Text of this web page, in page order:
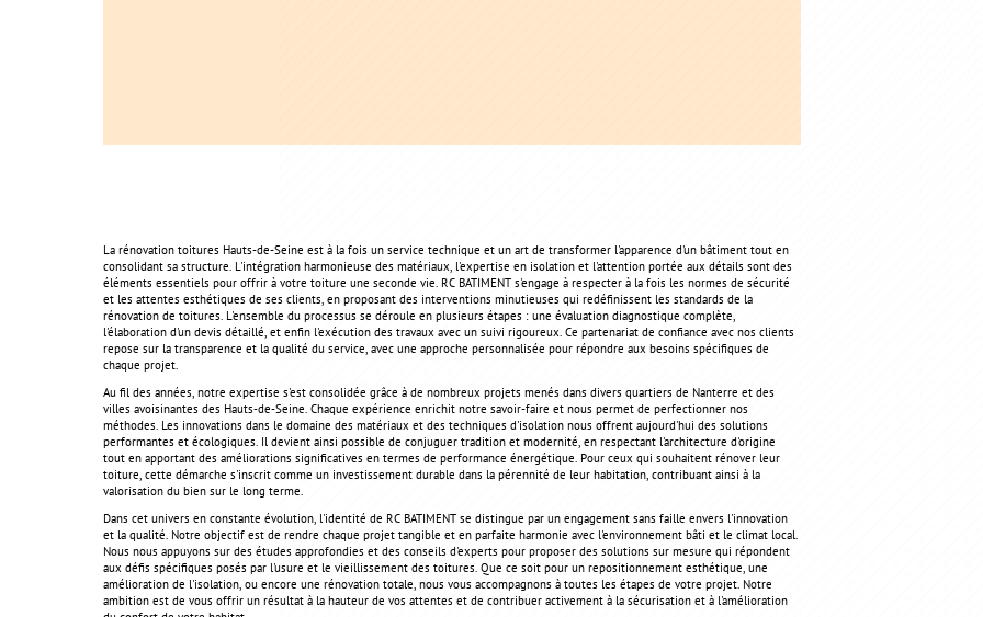
La rénovation toitures Hauts-de-Seine est à la fois un service technique et un art de transformer l'apparence d'un bâtiment tout en
consolidant sa structure. L'intégration harmonieuse des matériaux, l'expertise en isolation et l'attention portée aux détails sont des
éléments essentiels pour offrir à votre toiture une seconde vie. RC BATIMENT s'engage à respecter à la fois les normes de sécurité
et les attentes esthétiques de ses clients, en proposant des interventions minutieuses qui redéfinissent les standards de la
rénovation de toitures. L'ensemble du processus se déroule en plusieurs étapes : une évaluation diagnostique complète,
l'élaboration d'un devis détaillé, et enfin l'exécution des travaux avec un suivi rigoureux. Ce partenariat de confiance avec nos clients
repose sur la transparence et la qualité du service, avec une approche personnalisée pour répondre aux besoins spécifiques de
chaque projet.
Au fil des années, notre expertise s'est consolidée grâce à de nombreux projets menés dans divers quartiers de Nanterre et des
villes avoisinantes des Hauts-de-Seine. Chaque expérience enrichit notre savoir-faire et nous permet de perfectionner nos
méthodes. Les innovations dans le domaine des matériaux et des techniques d'isolation nous offrent aujourd'hui des solutions
performantes et écologiques. Il devient ainsi possible de conjuguer tradition et modernité, en respectant l'architecture d'origine
tout en apportant des améliorations significatives en termes de performance énergétique. Pour ceux qui souhaitent rénover leur
toiture, cette démarche s'inscrit comme un investissement durable dans la pérennité de leur habitation, contribuant ainsi à la
valorisation du bien sur le long terme.
Dans cet univers en constante évolution, l'identité de RC BATIMENT se distingue par un engagement sans faille envers l'innovation
et la qualité. Notre objectif est de rendre chaque projet tangible et en parfaite harmonie avec l'environnement bâti et le climat local.
Nous nous appuyons sur des études approfondies et des conseils d'experts pour proposer des solutions sur mesure qui répondent
aux défis spécifiques posés par l'usure et le vieillissement des toitures. Que ce soit pour un repositionnement esthétique, une
amélioration de l'isolation, ou encore une rénovation totale, nous vous accompagnons à toutes les étapes de votre projet. Notre
ambition est de vous offrir un résultat à la hauteur de vos attentes et de contribuer activement à la sécurisation et à l'amélioration